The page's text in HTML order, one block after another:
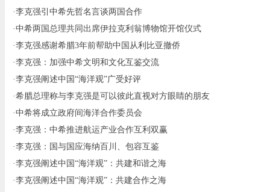
·李克强引中希先哲名言谈两国合作
·中希两国总理共同出席伊拉克利翁博物馆开馆仪式
·李克强感谢希腊3年前帮助中国从利比亚撤侨
·李克强：加强中希文明和文化互鉴交流
·李克强阐述中国“海洋观”广受好评
·希腊总理称与李克强是可以彼此直视对方眼睛的朋友
·中希将成立政府间海洋合作委员会
·李克强：中希推进航运产业合作互利双赢
·李克强：国与国应海纳百川、包容互鉴
·李克强阐述中国“海洋观”：共建和谐之海
·李克强阐述中国“海洋观”：共建合作之海